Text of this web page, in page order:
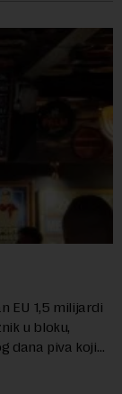
EU 1,5 milijardi
u bloku,
dana piva koji